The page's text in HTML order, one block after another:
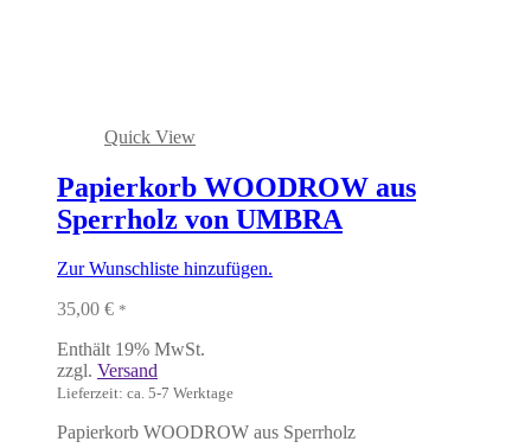
Quick View
Papierkorb WOODROW aus
Sperrholz von UMBRA
Zur Wunschliste hinzufügen.
35,00 € *
Enthält 19% MwSt.
zzgl. Versand
Lieferzeit: ca. 5-7 Werktage
Papierkorb WOODROW aus Sperrholz